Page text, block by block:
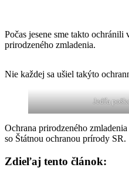
Počas jesene sme takto
prirodzeného zmladenia.
Nie každej sa ušiel takýto
Jedľa
Ochrana prirodzeného
so Štátnou ochranou prírody SR.
Zdieľaj tento článok: